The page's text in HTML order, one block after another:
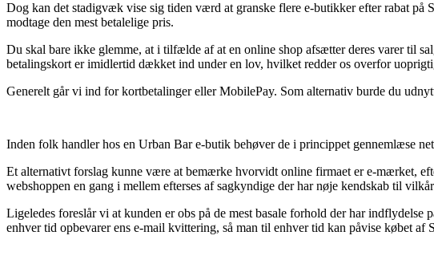
Dog kan det stadigvæk vise sig tiden værd at granske flere e-butikker efter rabat
modtage den mest betalelige pris.
Du skal bare ikke glemme, at i tilfælde af at en online shop afsætter deres varer til
betalingskort er imidlertid dækket ind under en lov, hvilket redder os overfor
Generelt går vi ind for kortbetalinger eller MobilePay. Som alternativ burde du
Inden folk handler hos en Urban Bar e-butik behøver de i princippet gennemlæse
Et alternativt forslag kunne være at bemærke hvorvidt online firmaet er e-mærket,
webshoppen en gang i mellem efterses af sagkyndige der har nøje kendskab til
Ligeledes foreslår vi at kunden er obs på de mest basale forhold der har indflydelse
enhver tid opbevarer ens e-mail kvittering, så man til enhver tid kan påvise købet